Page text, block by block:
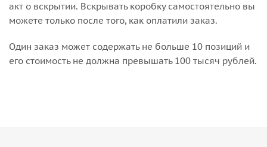
акт о вскрытии. Вскрывать коробку самостоятельно вы
можете только после того, как оплатили заказ.
Один заказ может содержать не больше 10 позиций и
его стоимость не должна превышать 100 тысяч рублей.